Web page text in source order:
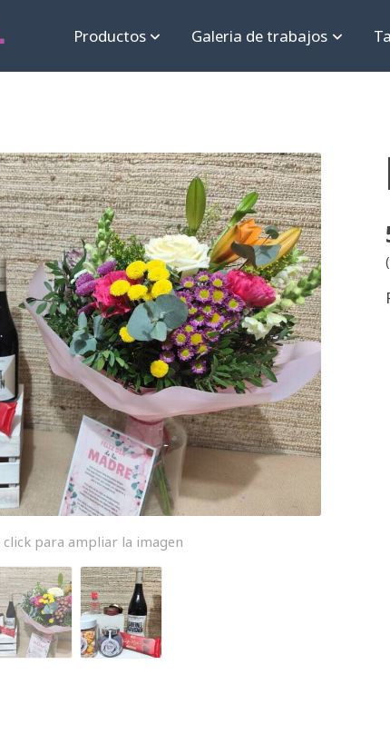
Productos Galeria de trabajos
click para ampliar la imagen